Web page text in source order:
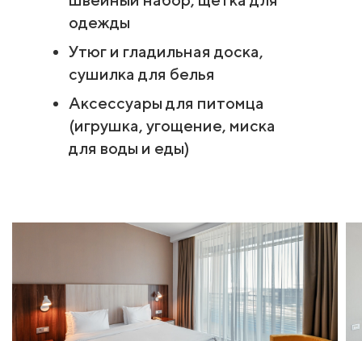
одежды
Утюг и гладильная доска,
сушилка для белья
Аксессуары для питомца
(игрушка, угощение, миска
для воды и еды)